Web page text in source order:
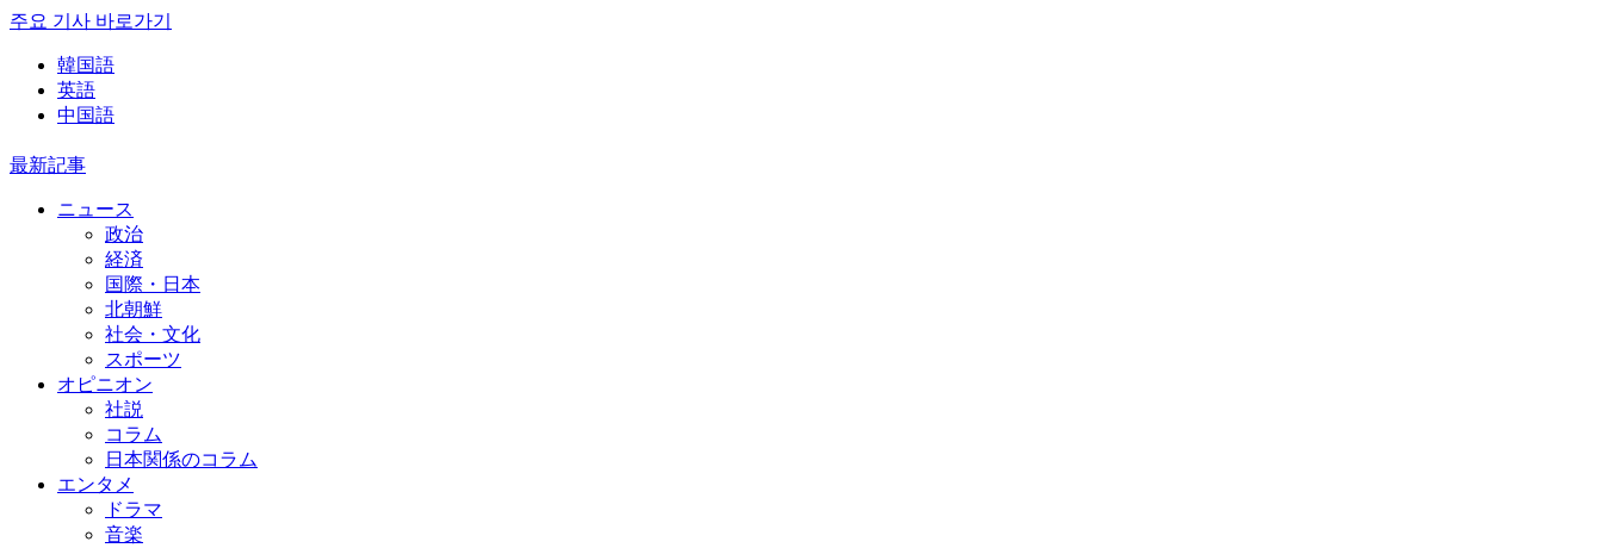
주요 기사 바로가기
韓国語
英語
中国語
最新記事
ニュース
政治
経済
国際・日本
北朝鮮
社会・文化
スポーツ
オピニオン
社説
コラム
日本関係のコラム
エンタメ
ドラマ
音楽